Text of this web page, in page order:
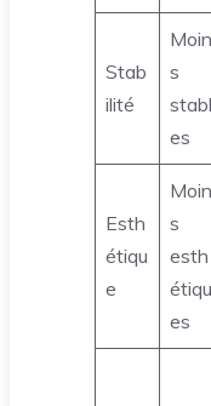
Stab
ilité
Moin
s
stabl
es
Esth
étiqu
e
Moin
s
esth
étiqu
es